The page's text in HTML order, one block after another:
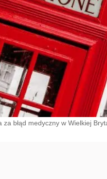
błąd medyczny w Wielkiej